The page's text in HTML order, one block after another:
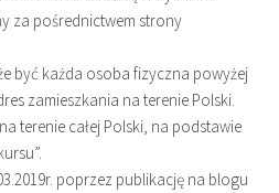
za pośrednictwem strony
być każda osoba fizyczna powyżej
zamieszkania na terenie Polski.
terenie całej Polski, na podstawie
poprzez publikację na blogu